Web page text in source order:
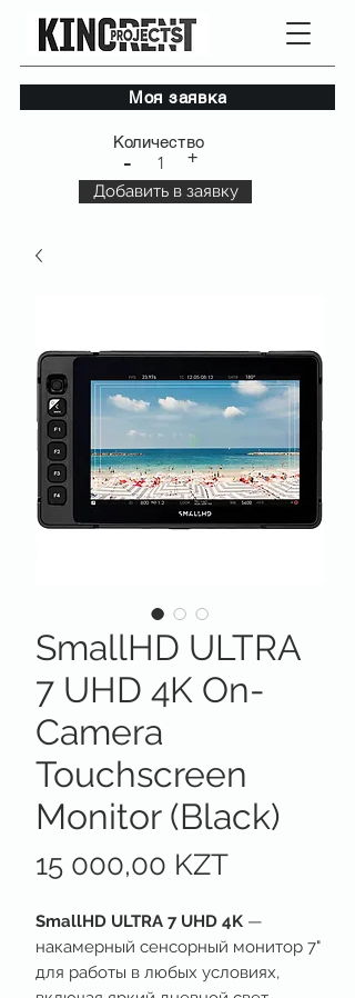
Моя заявка
Количество
- 1 +
Добавить в заявку
SmallHD ULTRA
7 UHD 4K On-
Camera
Touchscreen
Monitor (Black)
15 000,00 KZTЦена
SmallHD ULTRA 7 UHD 4K —
накамерный сенсорный монитор 7"
для работы в любых условиях,